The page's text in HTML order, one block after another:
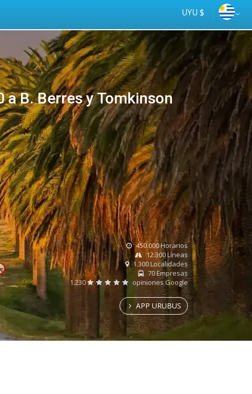
UYU $
a B. Berres y Tomkinson
online
Tus
ómnibus
450.000 Horarios
12.300 Líneas
1.300 Localidades
70 Empresas
1.230
opiniones Google
APP URUBUS